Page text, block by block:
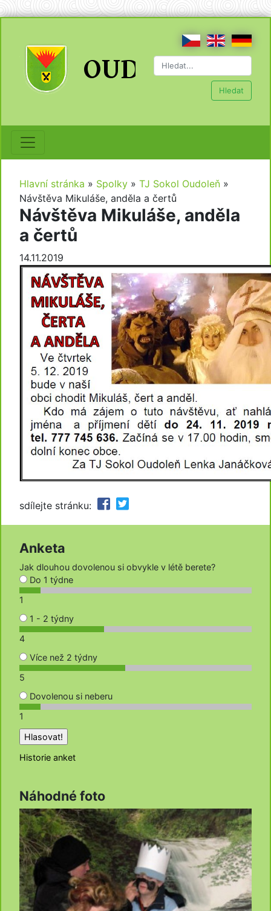
Hledat
Hlavní stránka » Spolky » TJ Sokol Oudoleň »
Návštěva Mikuláše, anděla a čertů
Návštěva Mikuláše, anděla
a čertů
14.11.2019
sdílejte stránku:
Anketa
Jak dlouhou dovolenou si obvykle v létě berete?
Do 1 týdne
1
1 - 2 týdny
4
Více než 2 týdny
5
Dovolenou si neberu
1
Historie anket
Náhodné foto